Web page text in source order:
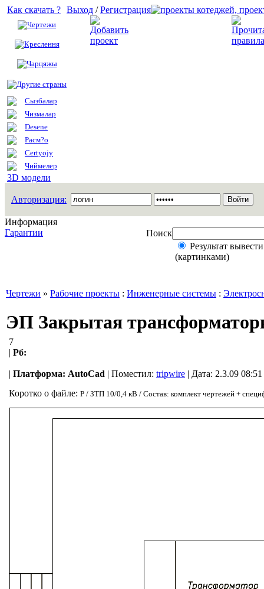
Как скачать ?
Чертежи
Креслення
Чарцяжы
Другие страны
Сызбалар
Чизмалар
Desene
Расм?о
Certyojy
Чиймелер
3D модели
Выход /Регистрация
Авторизация:
Информация
Гарантии
Поиск
Результат
(картинками)
Чертежи » Рабочие проекты : Инженерные системы :
ЭП Закрытая
7
| Рб:
| Платформа: AutoCad | Поместил: tripwire | Дата: 2.3.09
Коротко о файле: Р / ЗТП 10/0,4 кВ / Состав: комплект чертежей +